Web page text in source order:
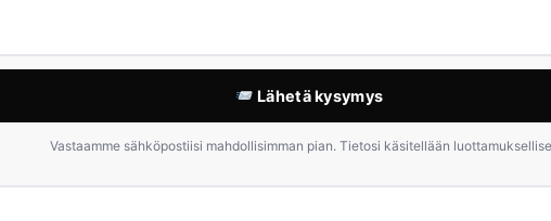
Lähetä kysymys
Vastaamme sähköpostiisi mahdollisimman pian. Tietosi käsitellään